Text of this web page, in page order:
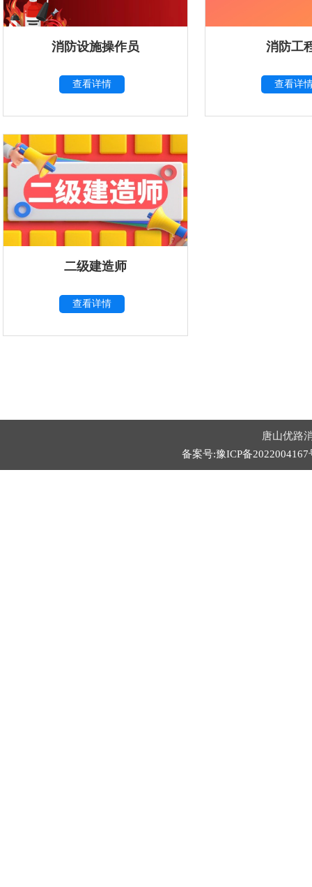
消防设施操作员
查看详情
消防工
查看详
二级建造师
查看详情
唐山优路
备案号:豫ICP备2022004167